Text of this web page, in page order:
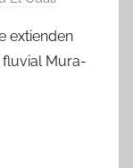
extienden
fluvial Mura-